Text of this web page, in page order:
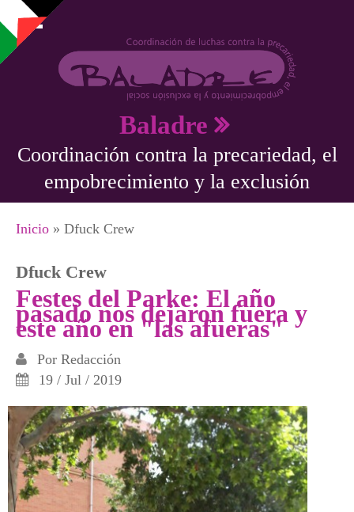
Pasar al contenido principal
Baladre
Coordinación contra la precariedad, el
empobrecimiento y la exclusión
Se encuentra usted aquí
Inicio » Dfuck Crew
Dfuck Crew
Festes del Parke: El año
pasado nos dejaron fuera y
este año en "las afueras"
Por Redacción
19 / Jul / 2019